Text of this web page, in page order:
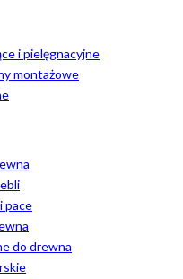
i pielęgnacyjne
montażowe
pace
do drewna